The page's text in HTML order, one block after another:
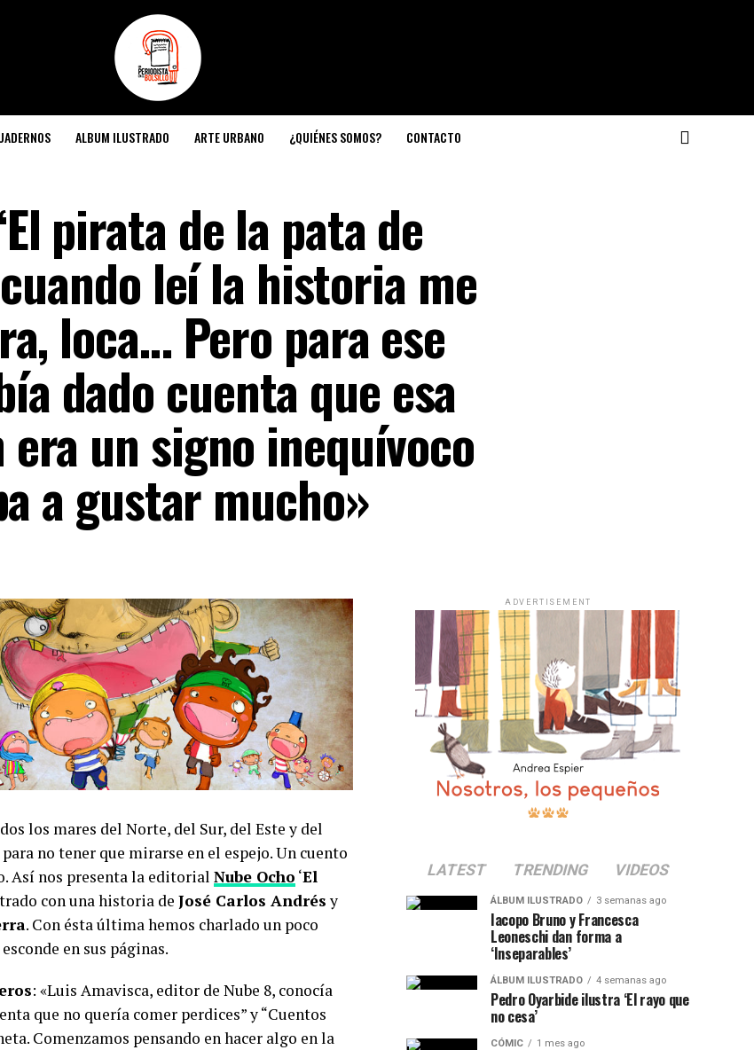
ALBUM ILUSTRADO ARTE URBANO ¿QUIÉNES SOMOS? CONTACTO
pirata de la pata de
leí la historia me
loca… Pero para ese
dado cuenta que esa
un signo inequívoco
a gustar mucho»
los mares del Norte, del Sur, del Este y del
no tener que mirarse en el espejo. Un cuento
Así nos presenta la editorial Nube Ocho ‘El
con una historia de José Carlos Andrésy
. Con ésta última hemos charlado un poco
en sus páginas.
: «Luis Amavisca, editor de Nube 8, conocía
que no quería comer perdices” y “Cuentos
Comenzamos pensando en hacer algo en la
ADVERTISEMENT
LATEST TRENDING VIDEOS
ÁLBUM ILUSTRADO 3 semanas ago
Iacopo Bruno y Francesca
Leoneschi dan forma a
‘Inseparables’
ÁLBUM ILUSTRADO 4 semanas ago
Pedro Oyarbide ilustra ‘El rayo que
no cesa’
CÓMIC 1 mes ago